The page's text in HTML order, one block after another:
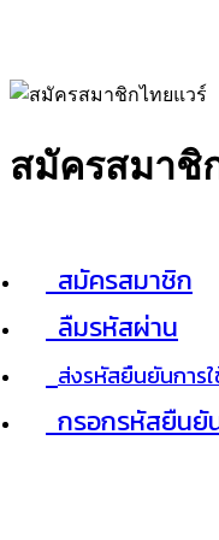
สมัครสมาชิ
สมัครสมาชิก
ลืมรหัสผ่าน
ส่งรหัสยืนยันการ
กรอกรหัสยืนยั